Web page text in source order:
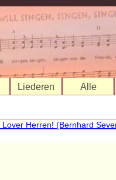
Liederen Alle